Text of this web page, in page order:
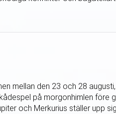
mellan den 23 och 28
på morgonhimlen före
och Merkurius ställer upp